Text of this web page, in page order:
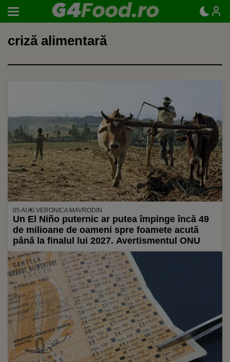
criză alimentară
05 AUG.VERONICA MAVRODIN
Un El Niño puternic ar putea împinge încă 49
de milioane de oameni spre foamete acută
până la finalul lui 2027. Avertismentul ONU